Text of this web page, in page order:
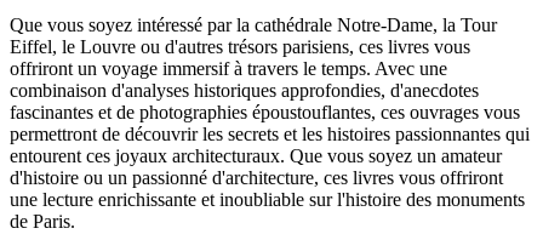
Que vous soyez intéressé par la cathédrale Notre-Dame, la Tour
Eiffel, le Louvre ou d'autres trésors parisiens, ces livres vous
offriront un voyage immersif à travers le temps. Avec une
combinaison d'analyses historiques approfondies, d'anecdotes
fascinantes et de photographies époustouflantes, ces ouvrages vous
permettront de découvrir les secrets et les histoires passionnantes qui
entourent ces joyaux architecturaux. Que vous soyez un amateur
d'histoire ou un passionné d'architecture, ces livres vous offriront
une lecture enrichissante et inoubliable sur l'histoire des monuments
de Paris.